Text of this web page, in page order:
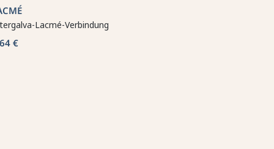
Lacmé-Verbindung
€